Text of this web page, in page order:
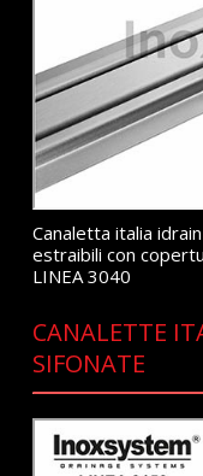
Canaletta italia
estraibili con
LINEA 3040
CANALETTE
SIFONATE